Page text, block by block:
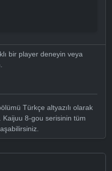
bir player deneyin veya
Türkçe altyazılı olarak
8-gou serisinin tüm